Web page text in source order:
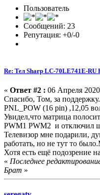
Пользователь
Сообщений: 23
Репутация: +0/-0
Re: Тел Sharp LC-70LE741E-RU
« Ответ #2 : 06 Апреля
Спасибо, Том, за
PNL_POW (16 pin) ,12,05
Увидел,что матрица
PWM1 PWM2 и отключил
Телевизор мне подарили,
работать, но не тут то
Хотя есть ещё подозрение
« Последнее
Брат »